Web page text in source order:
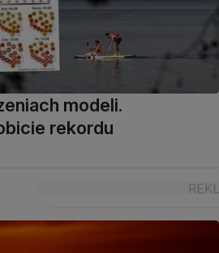
modeli.
rekordu